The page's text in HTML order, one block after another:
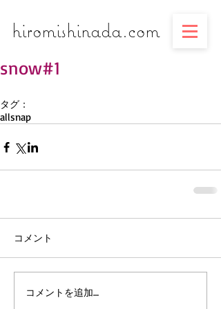
​​​​​​​hiromishinada.com
snow#1
タグ：
allsnap
コメント
コメントを追加…